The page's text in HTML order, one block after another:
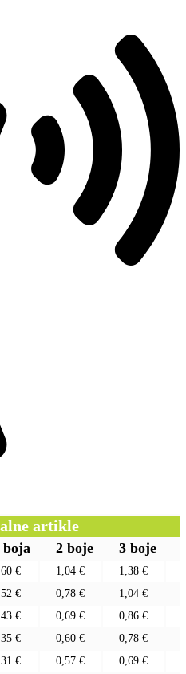
artikle
boja 2 boje 3 boje
€ 1,04 € 1,38 €
€ 0,78 € 1,04 €
€ 0,69 € 0,86 €
€ 0,60 € 0,78 €
€ 0,57 € 0,69 €